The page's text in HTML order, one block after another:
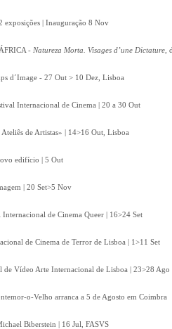
exposições | Inauguração 8 Nov
- Natureza Morta. Visages d’une Dictature
d´Image - 27 Out > 10 Dez, Lisboa
Internacional de Cinema | 20 a 30 Out
de Artistas» | 14>16 Out, Lisboa
edifício | 5 Out
| 20 Set>5 Nov
de Cinema Queer | 16>24 Set
de Cinema de Terror de Lisboa | 1>11 Set
de Vídeo Arte Internacional de Lisboa | 23>28 Ago
o-Velho arranca a 5 de Agosto em Coimbra
Biberstein | 16 Jul, FASVS